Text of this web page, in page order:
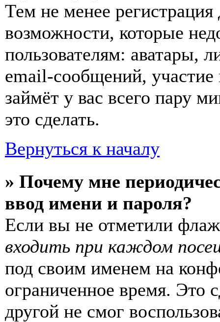
Тем не менее
возможности, которые
пользователям: аватары,
email-сообщений, участие
займёт у вас всего пару
это сделать.
Вернуться к началу
» Почему мне
ввод имени и пароля?
Если вы не отметили
входить при каждом
под своим именем на
ограниченное время. Это
другой не смог